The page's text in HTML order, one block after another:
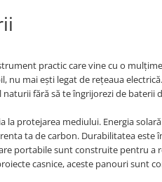
practic care vine cu o
nu mai ești legat de rețeaua
fără să te îngrijorezi de baterii
protejarea mediului. Energia
ta de carbon. Durabilitatea
portabile sunt construite pentru a
casnice, aceste panouri sunt